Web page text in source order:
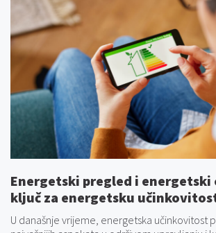
Energetski pregled i
ključ za energetsku
U današnje vrijeme, energetska učinkovitost